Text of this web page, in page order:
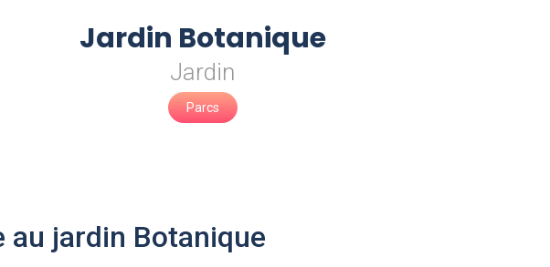
Jardin Botanique
Jardin
Parcs
au jardin Botanique